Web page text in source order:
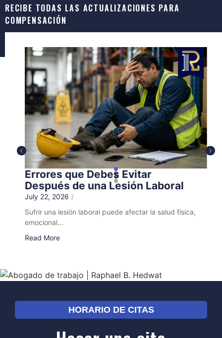
RECIBE TODAS LAS ACTUALIZACIONES PARA
COMPENSACIÓN
Errores que Debes Evitar
Después de una Lesión Laboral
July 22, 2026 /
Sufrir una lesión laboral puede afectar la salud física,
emocional...
Read More
HORARIO DE CITAS